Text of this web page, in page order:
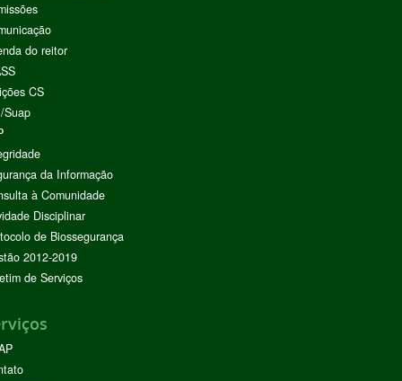
do reitor
CS
Suap
da Informação
à Comunidade
Disciplinar
de Biossegurança
2012-2019
de Serviços